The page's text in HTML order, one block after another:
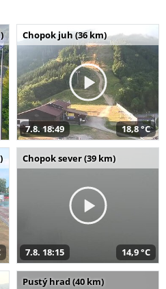
Chopok juh (36 km)
7.8. 18:49 18,8 °C
Chopok sever (39 km)
7.8. 18:15 14,9 °C
Pustý hrad (40 km)